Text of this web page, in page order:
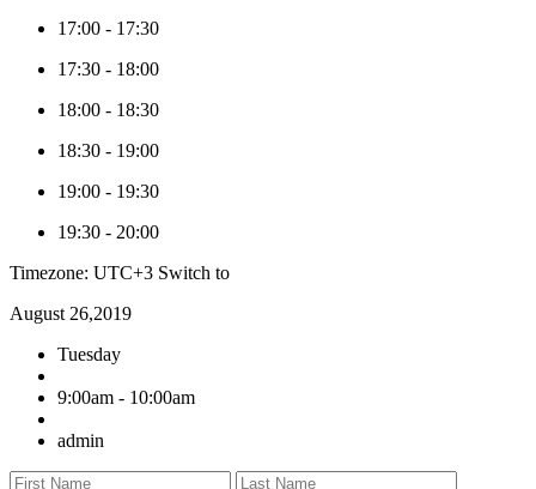
17:00 - 17:30
17:30 - 18:00
18:00 - 18:30
18:30 - 19:00
19:00 - 19:30
19:30 - 20:00
Timezone: UTC+3 Switch to
August 26,2019
Tuesday
9:00am - 10:00am
admin